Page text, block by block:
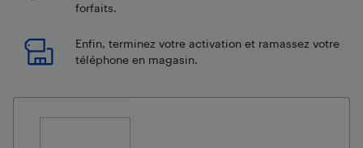
forfaits.
Enfin, terminez votre activation et ramassez votre
téléphone en magasin.